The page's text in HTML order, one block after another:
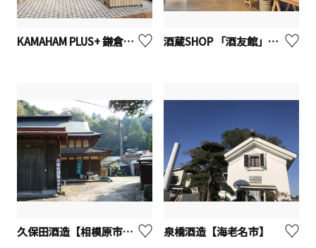
KAMAHAM PLUS+ 鎌倉小町 本店 酒蔵SHOP 「酒友館」【海老名市】
久保田酒造【相模原市緑区】 泉橋酒造【海老名市】